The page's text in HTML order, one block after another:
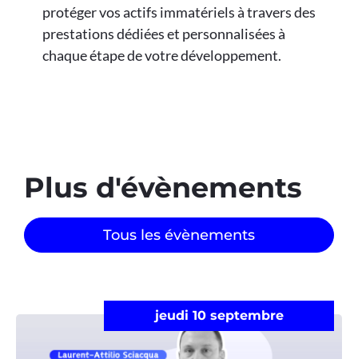
protéger vos actifs immatériels à travers des
prestations dédiées et personnalisées à
chaque étape de votre développement.
Plus d'évènements​
Tous les évènements
jeudi 10 septembre